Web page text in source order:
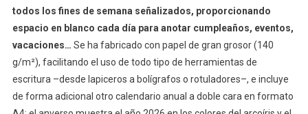
todos los fines de semana señalizados, proporcionando
espacio en blanco cada día para anotar cumpleaños, eventos,
vacaciones… Se ha fabricado con papel de gran grosor (140
g/m²), facilitando el uso de todo tipo de herramientas de
escritura –desde lapiceros a bolígrafos o rotuladores–, e incluye
de forma adicional otro calendario anual a doble cara en formato